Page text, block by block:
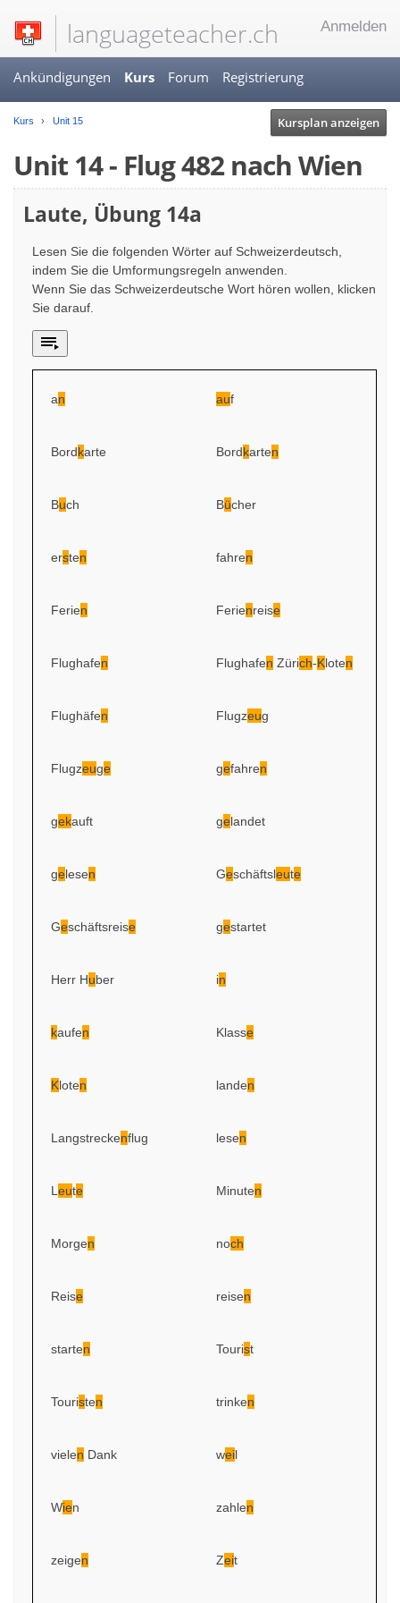
languageteacher.ch Anmelden
Ankündigungen Kurs Forum Registrierung
Kursplan anzeigen
Kurs Unit 15
Unit 14 - Flug 482 nach Wien
Laute, Übung 14a
Lesen Sie die folgenden Wörter auf Schweizerdeutsch,
indem Sie die Umformungsregeln anwenden.
Wenn Sie das Schweizerdeutsche Wort hören wollen, klicken
Sie darauf.
an auf
Bordkarte Bordkarten
Buch Bücher
ersten fahren
Ferien Ferienreise
Flughafen Flughafen Zürich-Kloten
Flughäfen Flugzeug
Flugzeuge gefahren
gekauft gelandet
gelesen Geschäftsleute
Geschäftsreise gestartet
Herr Huber in
kaufen Klasse
Kloten landen
Langstreckenflug lesen
L eute Minuten
Morgen noch
Reise reisen
starten Tourist
Touristen trinken
vielen Dank weil
Wien zahlen
zeigen Zeit